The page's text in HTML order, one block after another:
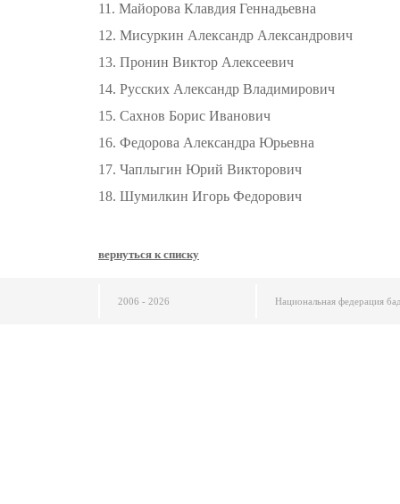
11. Майорова Клавдия Геннадьевна
12. Мисуркин Александр Александрович
13. Пронин Виктор Алексеевич
14. Русских Александр Владимирович
15. Сахнов Борис Иванович
16. Федорова Александра Юрьевна
17. Чаплыгин Юрий Викторович
18. Шумилкин Игорь Федорович
вернуться к списку
2006 - 2026 Национальная федерация